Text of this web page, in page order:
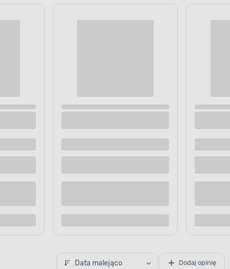
dostawą
sklepie
Kup teraz
Dostępne z dostawą
Dostępne w sklepie
Kup
Data malejąco Dodaj opinię